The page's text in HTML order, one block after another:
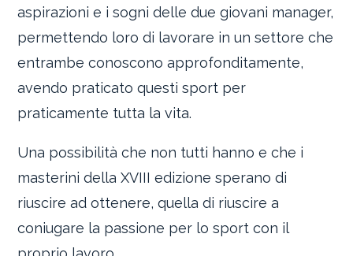
aspirazioni e i sogni delle due giovani manager,
permettendo loro di lavorare in un settore che
entrambe conoscono approfonditamente,
avendo praticato questi sport per
praticamente tutta la vita.
Una possibilità che non tutti hanno e che i
masterini della XVIII edizione sperano di
riuscire ad ottenere, quella di riuscire a
coniugare la passione per lo sport con il